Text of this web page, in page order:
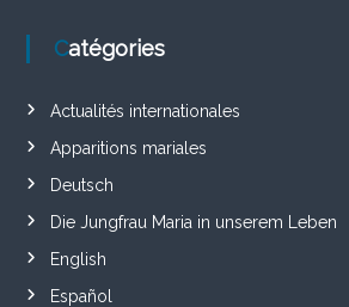
Catégories
Actualités internationales
Apparitions mariales
Deutsch
Die Jungfrau Maria in unserem Leben
English
Español